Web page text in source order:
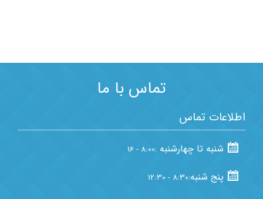
تماس با ما
اطلاعات تماس
شنبه تا چهارشنبه :8:00 - 16
پنج شنبه:8:30 - 12:30